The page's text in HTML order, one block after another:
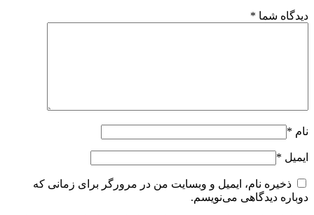
دیدگاه شما *
نام *
ایمیل *
ذخیره نام، ایمیل و وبسایت من در مرورگر برای زمانی که
دوباره دیدگاهی می‌نویسم.